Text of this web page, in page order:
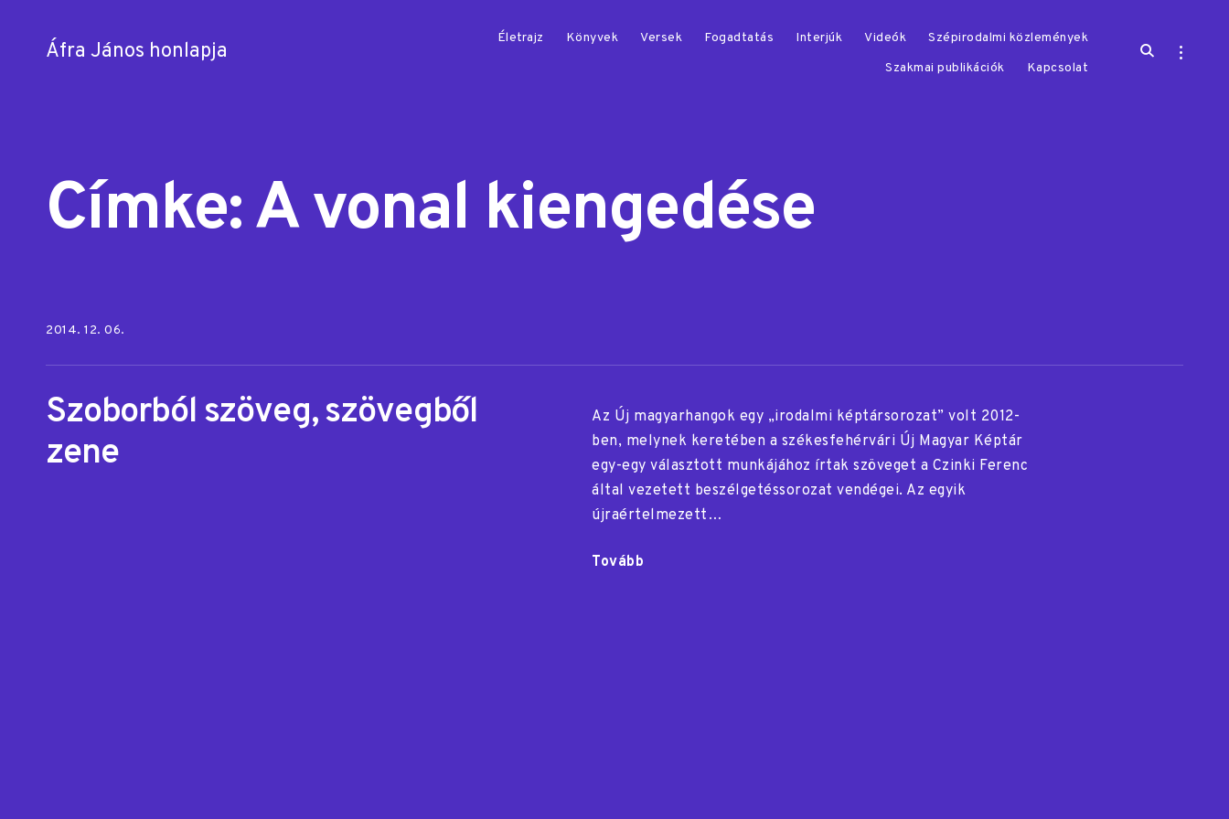
Áfra János honlapja
Életrajz Könyvek Versek Fogadtatás Interjúk Videók
Szépirodalmi közlemények
Szakmai publikációk
Kapcsolat
open
open
Címke:A vonal kiengedése
Posted on:
2014. 12. 06.
Szoborból szöveg, szövegből
zene
Az Új magyarhangok egy „irodalmi képtársorozat” volt 2012-
ben, melynek keretében a székesfehérvári Új Magyar Képtár
egy-egy választott munkájához írtak szöveget a Czinki Ferenc
által vezetett beszélgetéssorozat vendégei. Az egyik
újraértelmezett…
Tovább